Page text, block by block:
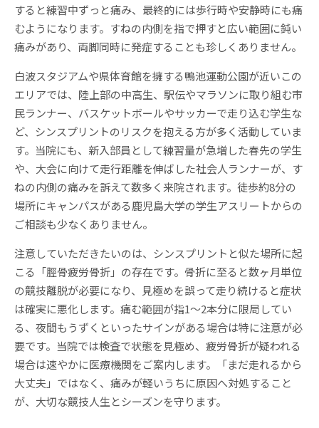
すると練習中ずっと痛み、最終的には歩行時や安静時にも痛
むようになります。すねの内側を指で押すと広い範囲に鈍い
痛みがあり、両脚同時に発症することも珍しくありません。
白波スタジアムや県体育館を擁する鴨池運動公園が近いこの
エリアでは、陸上部の中高生、駅伝やマラソンに取り組む市
民ランナー、バスケットボールやサッカーで走り込む学生な
ど、シンスプリントのリスクを抱える方が多く活動していま
す。当院にも、新入部員として練習量が急増した春先の学生
や、大会に向けて走行距離を伸ばした社会人ランナーが、す
ねの内側の痛みを訴えて数多く来院されます。徒歩約8分の
場所にキャンパスがある鹿児島大学の学生アスリートからの
ご相談も少なくありません。
注意していただきたいのは、シンスプリントと似た場所に起
こる「脛骨疲労骨折」の存在です。骨折に至ると数ヶ月単位
の競技離脱が必要になり、見極めを誤って走り続けると症状
は確実に悪化します。痛む範囲が指1〜2本分に限局してい
る、夜間もうずくといったサインがある場合は特に注意が必
要です。当院では検査で状態を見極め、疲労骨折が疑われる
場合は速やかに医療機関をご案内します。「まだ走れるから
大丈夫」ではなく、痛みが軽いうちに原因へ対処すること
が、大切な競技人生とシーズンを守ります。